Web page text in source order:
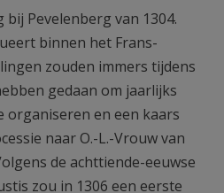
Pevelenberg van 1304.
binnen het Frans-
zouden immers tijdens
gedaan om jaarlijks
organiseren en een kaars
naar O.-L.-Vrouw van
de achttiende-eeuwse
zou in 1306 een eerste